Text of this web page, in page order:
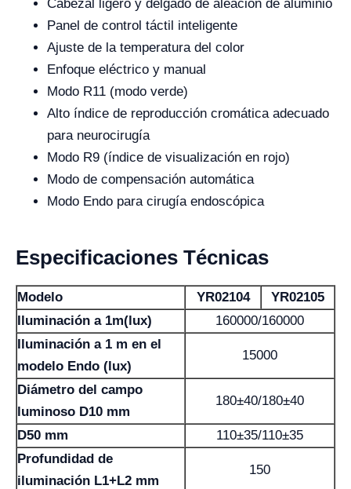
Cabezal ligero y delgado de aleación de aluminio
Panel de control táctil inteligente
Ajuste de la temperatura del color
Enfoque eléctrico y manual
Modo R11 (modo verde)
Alto índice de reproducción cromática adecuado
para neurocirugía
Modo R9 (índice de visualización en rojo)
Modo de compensación automática
Modo Endo para cirugía endoscópica
Especificaciones Técnicas
Modelo YR02104
YR02105
Iluminación a 1m(lux)
160000/160000
Iluminación a 1 m en el
modelo Endo (lux)
15000
Diámetro del campo
luminoso D10 mm
180±40/180±40
D50 mm
110±35/110±35
Profundidad de
iluminación L1+L2 mm
150